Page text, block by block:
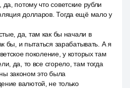
потому что советские рубли
долларов. Тогда ещё мало у
да, там как бы начали в
бы, и пытаться зарабатывать. А я
поколение, у которых там
да, то все сгорело, там тогда
законом это была
валютой, не только